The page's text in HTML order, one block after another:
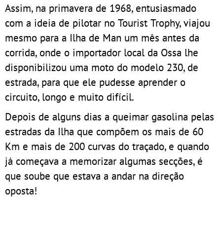
Assim, na primavera de 1968, entusiasmado
com a ideia de pilotar no Tourist Trophy, viajou
mesmo para a Ilha de Man um mês antes da
corrida, onde o importador local da Ossa lhe
disponibilizou uma moto do modelo 230, de
estrada, para que ele pudesse aprender o
circuito, longo e muito difícil.
Depois de alguns dias a queimar gasolina pelas
estradas da Ilha que compõem os mais de 60
Km e mais de 200 curvas do traçado, e quando
já começava a memorizar algumas secções, é
que soube que estava a andar na direção
oposta!